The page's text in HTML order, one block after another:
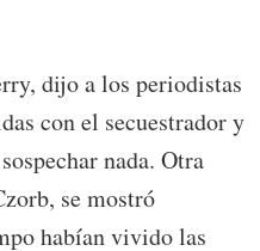
dijo a los periodistas
con el secuestrador y
nada. Otra
se mostró
habían vivido las